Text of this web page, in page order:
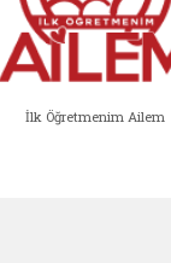
İlk Öğretmenim Ailem